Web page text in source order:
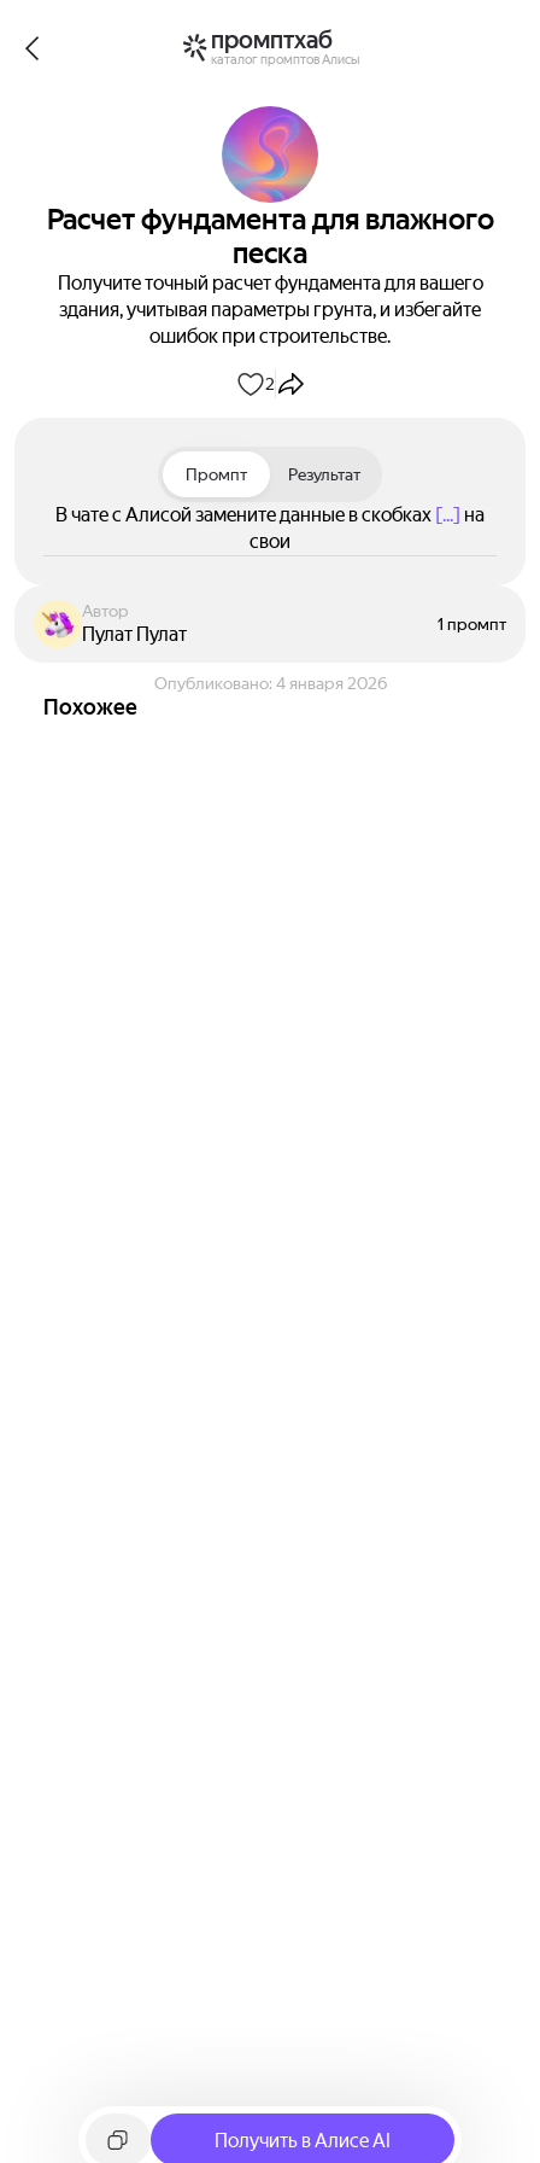
промптхаб
каталог промптов Алисы
Расчет фундамента для влажного
песка
Получите точный расчет фундамента для вашего
здания, учитывая параметры грунта, и избегайте
ошибок при строительстве.
2
Промпт Результат
В чате с Алисой замените данные в скобках [...] на
свои
Автор
Пулат Пулат 1 промпт
Опубликовано: 4 января 2026
Похожее
Получить в Алисе AI